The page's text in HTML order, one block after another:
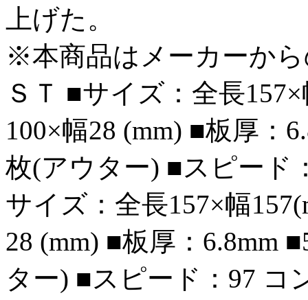
上げた。
※本商品はメーカーか
ＳＴ ■サイズ：全長
100×幅28 (mm) ■板厚：
枚(アウター) ■スピード
サイズ：全長157×幅
28 (mm) ■板厚：6.8mm
ター) ■スピード：97 コ